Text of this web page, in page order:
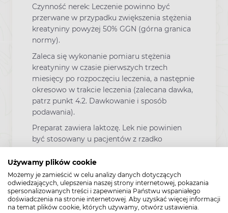
Używamy plików cookie
Możemy je zamieścić w celu analizy danych dotyczących
odwiedzających, ulepszenia naszej strony internetowej, pokazania
spersonalizowanych treści i zapewnienia Państwu wspaniałego
doświadczenia na stronie internetowej. Aby uzyskać więcej informacji
na temat plików cookie, których używamy, otwórz ustawienia.
Czynność nerek: Leczenie powinno być
przerwane w przypadku zwiększenia stężenia
kreatyniny powyżej 50% GGN (górna granica
normy).
Zaleca się wykonanie pomiaru stężenia
kreatyniny w czasie pierwszych trzech
miesięcy po rozpoczęciu leczenia, a następnie
okresowo w trakcie leczenia (zalecana dawka,
patrz punkt 4.2. Dawkowanie i sposób
podawania).
Preparat zawiera laktozę. Lek nie powinien
być stosowany u pacjentów z rzadko
występującą dziedziczną nietolerancją
galaktozy, niedoborem laktazy (typu Lapp)
lub zespołem złego wchłaniania glukozy-
galaktozy.
Ciąża i laktacja